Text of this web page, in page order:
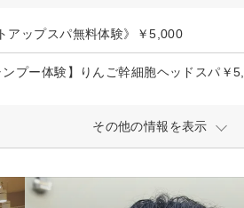
アップスパ無料体験》￥5,000
プー体験】りんご幹細胞ヘッドスパ￥
その他の情報を表示